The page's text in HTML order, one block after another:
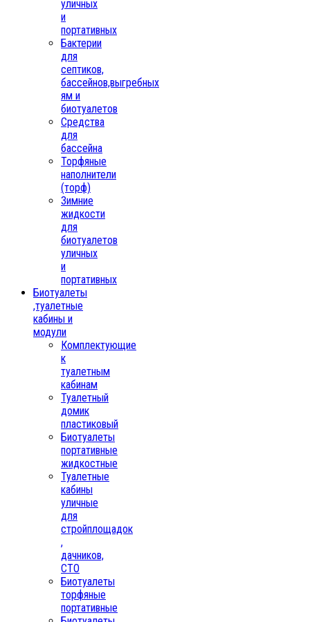
уличных
и
портативных
Бактерии
для
септиков,
бассейнов,выгребных
ям и
биотуалетов
Средства
для
бассейна
Торфяные
наполнители
(торф)
Зимние
жидкости
для
биотуалетов
уличных
и
портативных
Биотуалеты
,туалетные
кабины и
модули
Комплектующие
к
туалетным
кабинам
Туалетный
домик
пластиковый
Биотуалеты
портативные
жидкостные
Туалетные
кабины
уличные
для
стройплощадок
,
дачников,
СТО
Биотуалеты
торфяные
портативные